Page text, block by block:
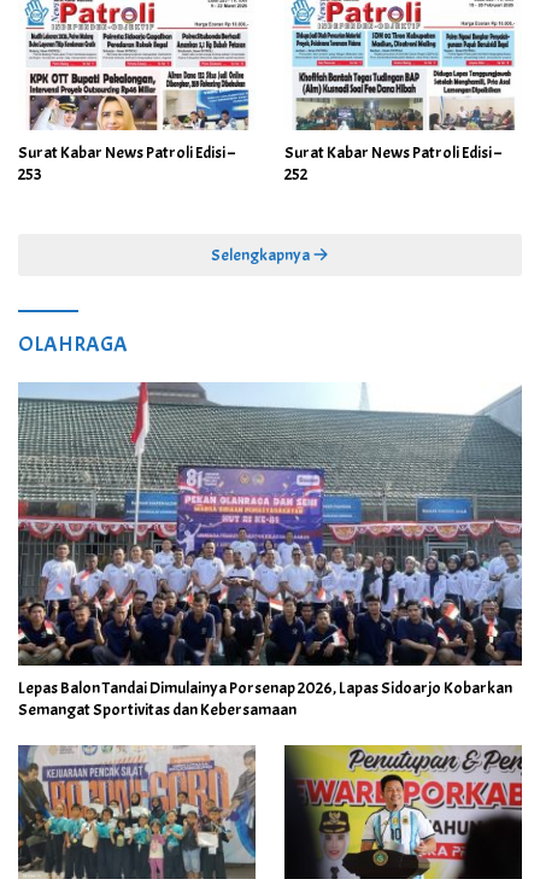
Surat Kabar News Patroli Edisi –
253
Surat Kabar News Patroli Edisi –
252
Selengkapnya
OLAHRAGA
Lepas Balon Tandai Dimulainya Porsenap 2026, Lapas Sidoarjo Kobarkan
Semangat Sportivitas dan Kebersamaan